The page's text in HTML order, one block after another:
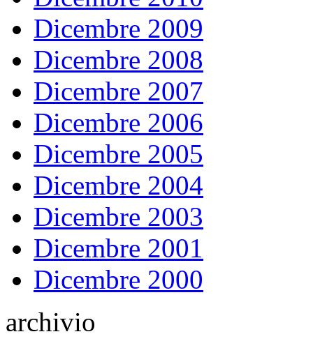
Dicembre 2009
Dicembre 2008
Dicembre 2007
Dicembre 2006
Dicembre 2005
Dicembre 2004
Dicembre 2003
Dicembre 2001
Dicembre 2000
archivio